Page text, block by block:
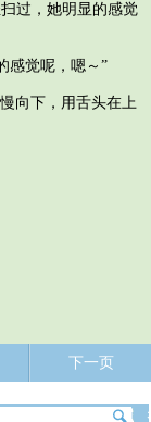
过，她明显的感觉
觉呢，嗯～”
向下，用舌头在上
下一页